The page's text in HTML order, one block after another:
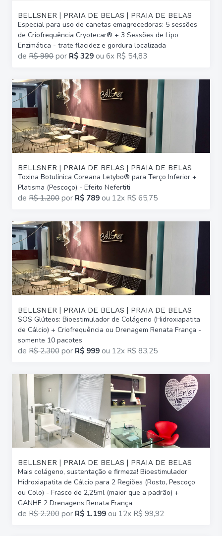
BELLSNER | PRAIA DE BELAS | PRAIA DE BELAS
Especial para uso de canetas emagrecedoras: 5 sessões
de Criofrequência Cryotecar® + 3 Sessões de Lipo
Enzimática - trate flacidez e gordura localizada
de R$ 990 por R$ 329 ou 6x R$ 54,83
BELLSNER | PRAIA DE BELAS | PRAIA DE BELAS
Toxina Botulínica Coreana Letybo® para Terço Inferior +
Platisma (Pescoço) - Efeito Nefertiti
de R$ 1.200 por R$ 789 ou 12x R$ 65,75
BELLSNER | PRAIA DE BELAS | PRAIA DE BELAS
SOS Glúteos: Bioestimulador de Colágeno (Hidroxiapatita
de Cálcio) + Criofrequência ou Drenagem Renata França -
somente 10 pacotes
de R$ 2.300 por R$ 999 ou 12x R$ 83,25
BELLSNER | PRAIA DE BELAS | PRAIA DE BELAS
Mais colágeno, sustentação e firmeza! Bioestimulador
Hidroxiapatita de Cálcio para 2 Regiões (Rosto, Pescoço
ou Colo) - Frasco de 2,25ml (maior que a padrão) +
GANHE 2 Drenagens Renata França
de R$ 2.200 por R$ 1.199 ou 12x R$ 99,92